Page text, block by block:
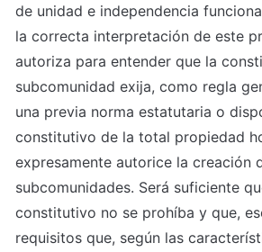
de unidad e independencia
la correcta interpretación de este
autoriza para entender que la
subcomunidad exija, como regla
una previa norma estatutaria o
constitutivo de la total propiedad
expresamente autorice la creación
subcomunidades. Será suficiente
constitutivo no se prohíba y que,
requisitos que, según las